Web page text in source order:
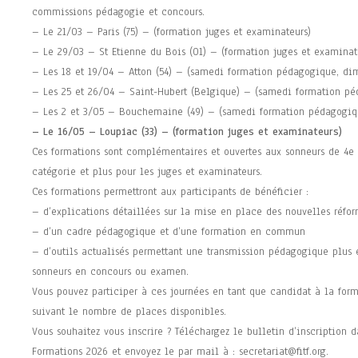
commissions pédagogie et concours.
– Le 21/03 – Paris (75) – (formation juges et examinateurs)
– Le 29/03 – St Etienne du Bois (01) – (formation juges et
– Les 18 et 19/04 – Atton (54) – (samedi formation pédagogique,
– Les 25 et 26/04 – Saint-Hubert (Belgique) – (samedi formation
– Les 2 et 3/05 – Bouchemaine (49) – (samedi formation
– Le 16/05 – Loupiac (33) – (formation juges et examinateurs)
Ces formations sont complémentaires et ouvertes aux sonneurs de
catégorie et plus pour les juges et examinateurs.
Ces formations permettront aux participants de bénéficier :
– d’explications détaillées sur la mise en place des nouvelles
– d’un cadre pédagogique et d’une formation en commun
– d’outils actualisés permettant une transmission pédagogique
sonneurs en concours ou examen.
Vous pouvez participer à ces journées en tant que candidat à la
suivant le nombre de places disponibles.
Vous souhaitez vous inscrire ? Téléchargez le bulletin
Formations 2026 et envoyez le par mail à : secretariat@fitf.org.